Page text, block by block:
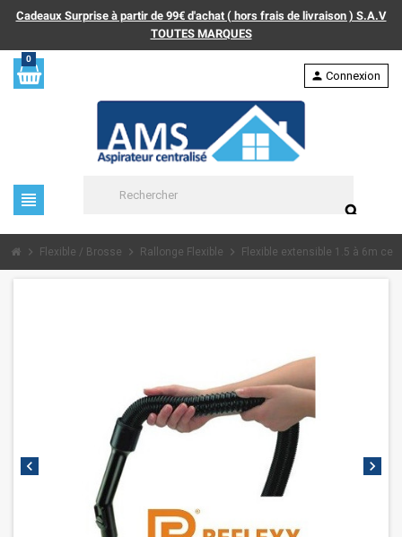
Cadeaux Surprise à partir de 99€ d'achat ( hors frais de livraison ) S.A.V
TOUTES MARQUES
0
view_headline
search
person Connexion
chevron_right Flexible / Brosse chevron_right Rallonge Flexible chevron_right Flexible extensible 1.5 à 6m
chevron_left chevron_right